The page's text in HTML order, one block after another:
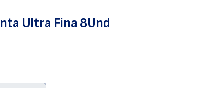
Ultra Fina 8Und